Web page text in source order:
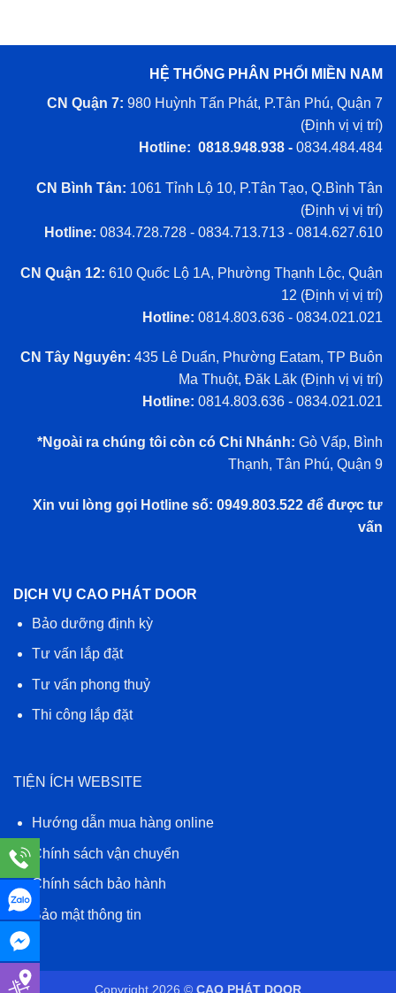
HỆ THỐNG PHÂN PHỐI MIỀN NAM
CN Quận 7: 980 Huỳnh Tấn Phát, P.Tân Phú, Quận 7
(Định vị vị trí)
Hotline: 0818.948.938 - 0834.484.484
CN Bình Tân: 1061 Tỉnh Lộ 10, P.Tân Tạo, Q.Bình Tân
(Định vị vị trí)
Hotline: 0834.728.728 - 0834.713.713 - 0814.627.610
CN Quận 12: 610 Quốc Lộ 1A, Phường Thạnh Lộc, Quận
12 (Định vị vị trí)
Hotline: 0814.803.636 - 0834.021.021
CN Tây Nguyên: 435 Lê Duẩn, Phường Eatam, TP Buôn
Ma Thuột, Đăk Lăk (Định vị vị trí)
Hotline: 0814.803.636 - 0834.021.021
*Ngoài ra chúng tôi còn có Chi Nhánh: Gò Vấp, Bình
Thạnh, Tân Phú, Quận 9
Xin vui lòng gọi Hotline số: 0949.803.522 để được tư
vấn
DỊCH VỤ CAO PHÁT DOOR
Bảo dưỡng định kỳ
Tư vấn lắp đặt
Tư vấn phong thuỷ
Thi công lắp đặt
TIỆN ÍCH WEBSITE
Hướng dẫn mua hàng online
Chính sách vận chuyển
Chính sách bảo hành
Bảo mật thông tin
Copyright 2026 © CAO PHÁT DOOR